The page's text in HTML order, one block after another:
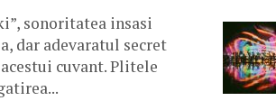
sonoritatea insasi
dar adevaratul secret
cuvant. Plitele